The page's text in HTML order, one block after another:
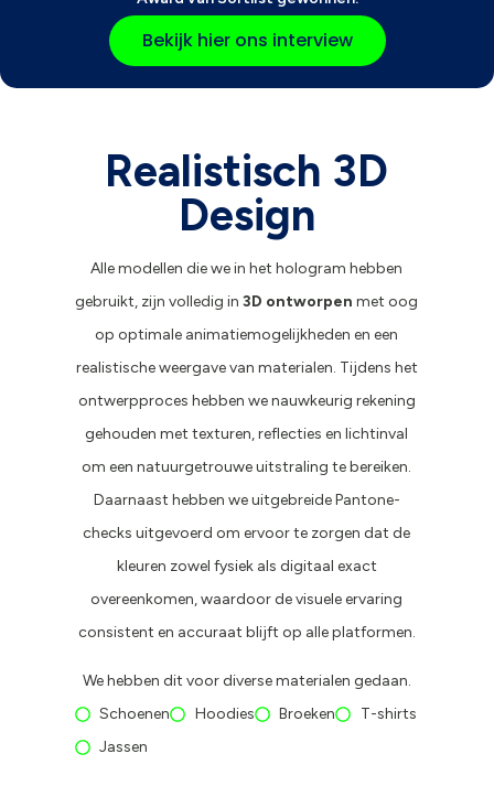
Bekijk hier ons interview
Realistisch 3D
Design
Alle modellen die we in het hologram hebben
gebruikt, zijn volledig in3D ontworpen met oog
op optimale animatiemogelijkheden en een
realistische weergave van materialen. Tijdens het
ontwerpproces hebben we nauwkeurig rekening
gehouden met texturen, reflecties en lichtinval
om een natuurgetrouwe uitstraling te bereiken.
Daarnaast hebben we uitgebreide Pantone-
checks uitgevoerd om ervoor te zorgen dat de
kleuren zowel fysiek als digitaal exact
overeenkomen, waardoor de visuele ervaring
consistent en accuraat blijft op alle platformen.
We hebben dit voor diverse materialen gedaan.
Schoenen
Hoodies Broeken
T-shirts
Jassen